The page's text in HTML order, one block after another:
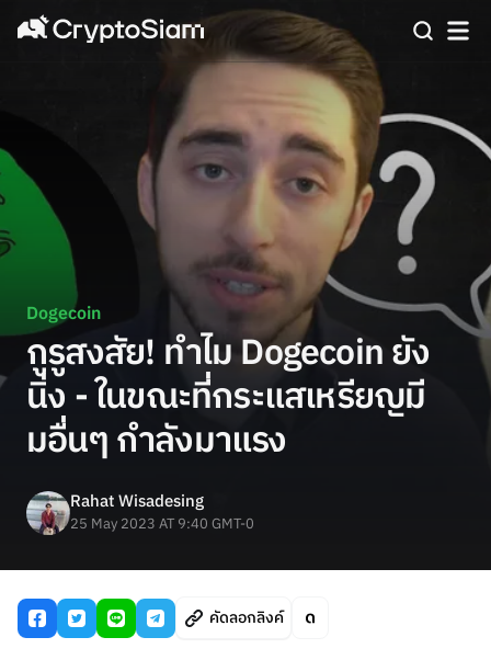
Dogecoin
กูรูสงสัย! ทำไม Dogecoin ยัง
นิ่ง - ในขณะที่กระแสเหรียญมี
มอื่นๆ กำลังมาแรง
Rahat Wisadesing
25 May 2023 AT 9:40 GMT-0
คัดลอกลิงค์